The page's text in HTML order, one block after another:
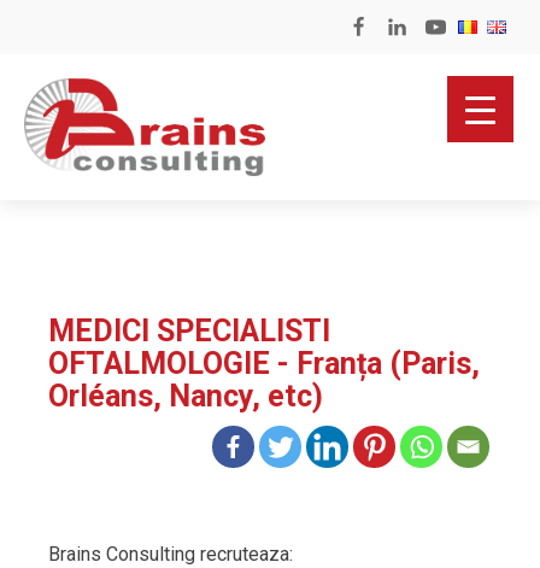
MEDICI SPECIALISTI
OFTALMOLOGIE - Franța (Paris,
Orléans, Nancy, etc)
Brains Consulting recruteaza: